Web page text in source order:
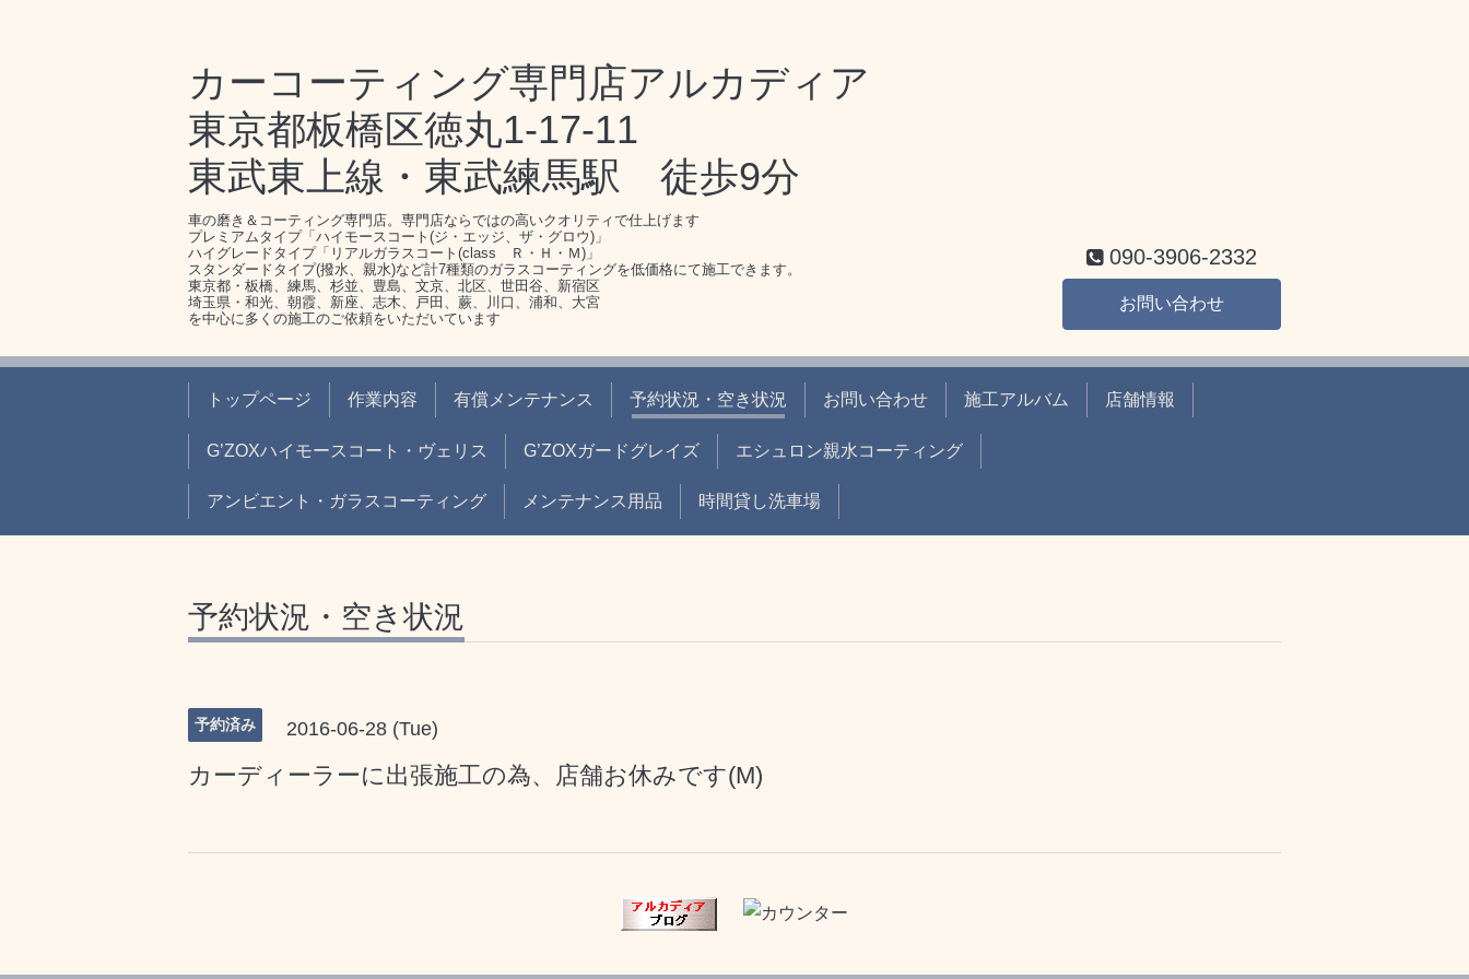
カーコーティング専門店アルカディア
東京都板橋区徳丸1-17-11
東武東上線・東武練馬駅 徒歩9分
車の磨き＆コーティング専門店。専門店ならではの高いクオリティで仕上げます
プレミアムタイプ「ハイモースコート(ジ・エッジ、ザ・グロウ)」
ハイグレードタイプ「リアルガラスコート(class Ｒ・Ｈ・Ｍ)」
スタンダードタイプ(撥水、親水)など計7種類のガラスコーティングを低価格にて施工できます。
東京都・板橋、練馬、杉並、豊島、文京、北区、世田谷、新宿区
埼玉県・和光、朝霞、新座、志木、戸田、蕨、川口、浦和、大宮
を中心に多くの施工のご依頼をいただいています
090-3906-2332
お問い合わせ
トップページ 作業内容 有償メンテナンス 予約状況・空き状況 お問い合わせ 施工アルバム 店舗情報
G’ZOXハイモースコート・ヴェリス G’ZOXガードグレイズ エシュロン親水コーティング
アンビエント・ガラスコーティング メンテナンス用品 時間貸し洗車場
予約状況・空き状況
予約済み 2016-06-28 (Tue)
カーディーラーに出張施工の為、店舗お休みです(M)